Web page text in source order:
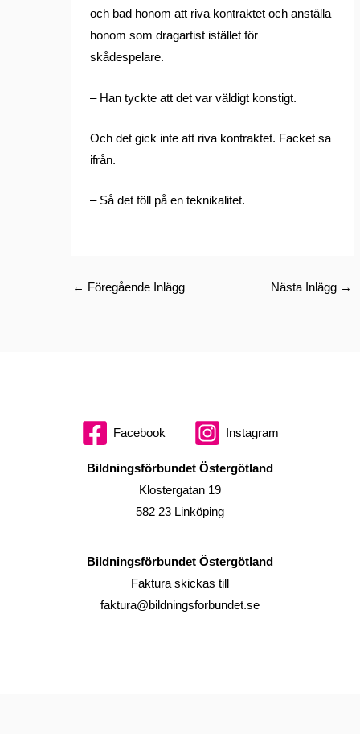
och bad honom att riva kontraktet och anställa
honom som dragartist istället för
skådespelare.
– Han tyckte att det var väldigt konstigt.
Och det gick inte att riva kontraktet. Facket sa
ifrån.
– Så det föll på en teknikalitet.
← Föregående Inlägg Nästa Inlägg →
Facebook Instagram
Bildningsförbundet Östergötland
Klostergatan 19
582 23 Linköping
Bildningsförbundet Östergötland
Faktura skickas till
faktura@bildningsforbundet.se